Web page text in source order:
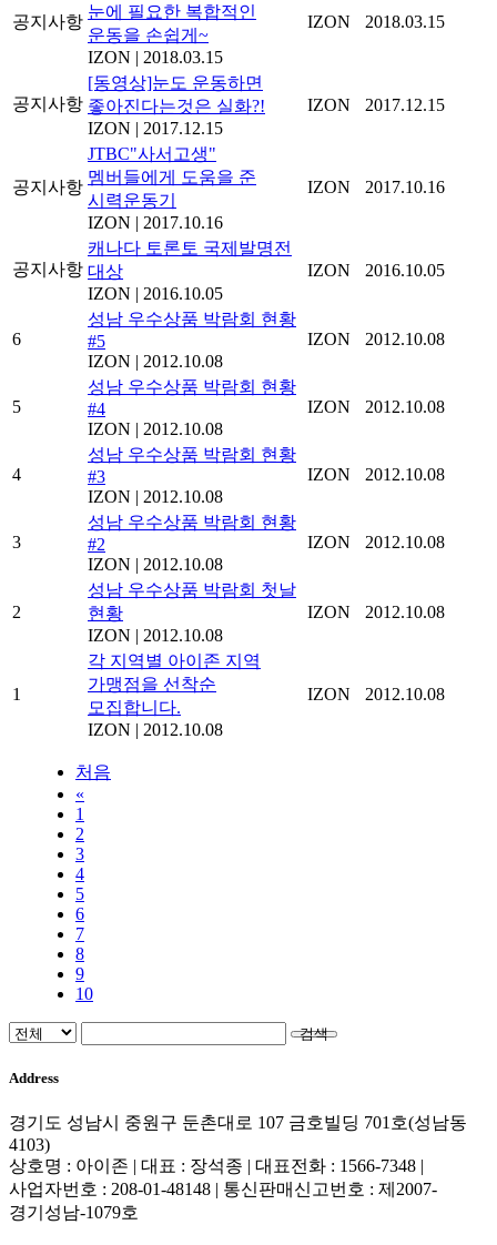
공지사항
눈에 필요한 복합적인
운동을 손쉽게~
IZON | 2018.03.15
IZON 2018.03.15
공지사항
[동영상]눈도 운동하면
좋아진다는것은 실화?!
IZON | 2017.12.15
IZON 2017.12.15
공지사항
JTBC"사서고생"
멤버들에게 도움을 준
시력운동기
IZON | 2017.10.16
IZON 2017.10.16
공지사항
캐나다 토론토 국제발명전
대상
IZON | 2016.10.05
IZON 2016.10.05
6
성남 우수상품 박람회 현황
#5
IZON | 2012.10.08
IZON 2012.10.08
5
성남 우수상품 박람회 현황
#4
IZON | 2012.10.08
IZON 2012.10.08
4
성남 우수상품 박람회 현황
#3
IZON | 2012.10.08
IZON 2012.10.08
3
성남 우수상품 박람회 현황
#2
IZON | 2012.10.08
IZON 2012.10.08
2
성남 우수상품 박람회 첫날
현황
IZON | 2012.10.08
IZON 2012.10.08
1
각 지역별 아이존 지역
가맹점을 선착순
모집합니다.
IZON | 2012.10.08
IZON 2012.10.08
처음
«
1
2
3
4
5
6
7
8
9
10
검색
Address
경기도 성남시 중원구 둔촌대로 107 금호빌딩 701호(성남동
4103)
상호명 : 아이존 | 대표 : 장석종 | 대표전화 : 1566-7348 |
사업자번호 : 208-01-48148 | 통신판매신고번호 : 제2007-
경기성남-1079호